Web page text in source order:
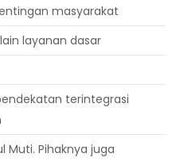
masyarakat
layanan dasar
terintegrasi
Pihaknya juga